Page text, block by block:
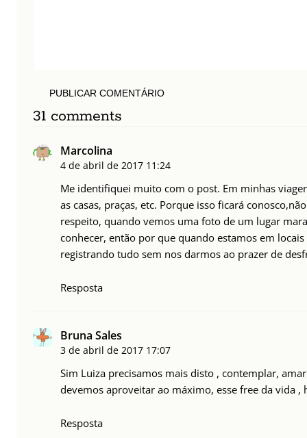
PUBLICAR COMENTÁRIO
31 comments
Marcolina
4 de abril de 2017 11:24
Me identifiquei muito com o post. Em minhas
as casas, praças, etc. Porque isso ficará
respeito, quando vemos uma foto de um lugar
conhecer, então por que quando estamos em
registrando tudo sem nos darmos ao prazer de
Resposta
Bruna Sales
3 de abril de 2017 17:07
Sim Luiza precisamos mais disto , contemplar,
devemos aproveitar ao máximo, esse free da vida
Resposta